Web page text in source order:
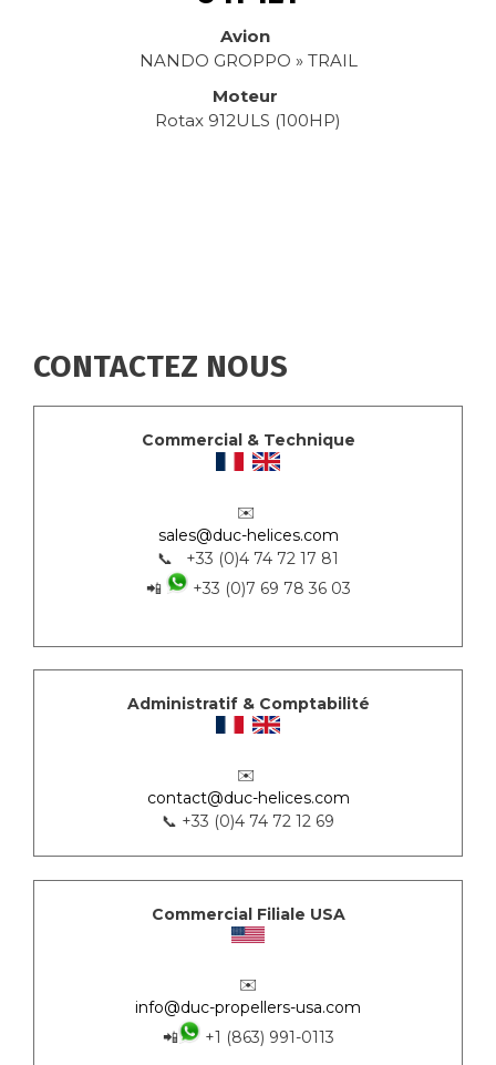
Avion
NANDO GROPPO » TRAIL
Moteur
Rotax 912ULS (100HP)
CONTACTEZ NOUS
Commercial & Technique
✉️
sales@duc-helices.com
📞 +33 (0)4 74 72 17 81
📲
+33 (0)7 69 78 36 03
Administratif & Comptabilité
✉️
contact@duc-helices.com
📞 +33 (0)4 74 72 12 69
Commercial Filiale USA
✉️
info@duc-propellers-usa.com
📲
+1 (863) 991-0113